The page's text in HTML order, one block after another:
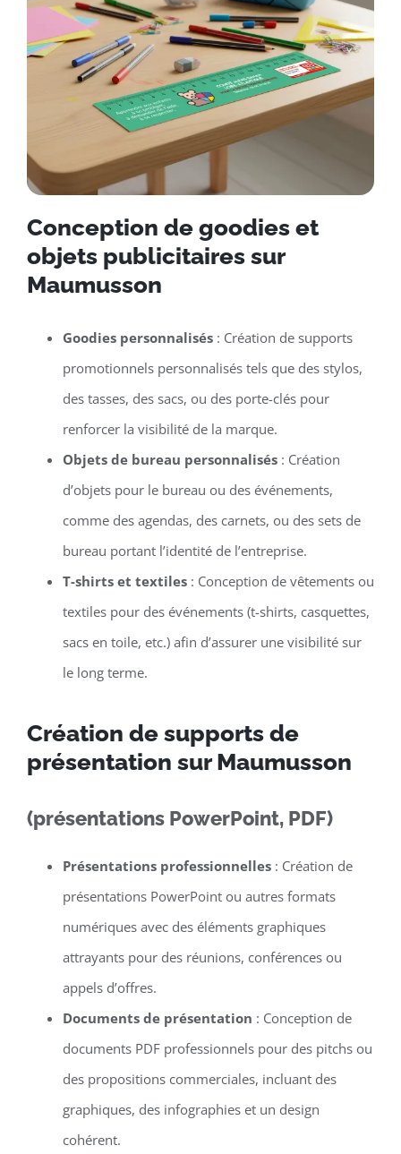
Conception de goodies et
objets publicitaires sur
Maumusson
Goodies personnalisés: Création de supports
promotionnels personnalisés tels que des stylos,
des tasses, des sacs, ou des porte-clés pour
renforcer la visibilité de la marque.
Objets de bureau personnalisés: Création
d’objets pour le bureau ou des événements,
comme des agendas, des carnets, ou des sets de
bureau portant l’identité de l’entreprise.
T-shirts et textiles: Conception de vêtements ou
textiles pour des événements (t-shirts, casquettes,
sacs en toile, etc.) afin d’assurer une visibilité sur
le long terme.
Création de supports de
présentation sur Maumusson
(présentations PowerPoint, PDF)
Présentations professionnelles: Création de
présentations PowerPoint ou autres formats
numériques avec des éléments graphiques
attrayants pour des réunions, conférences ou
appels d’offres.
Documents de présentation : Conception de
documents PDF professionnels pour des pitchs ou
des propositions commerciales, incluant des
graphiques, des infographies et un design
cohérent.